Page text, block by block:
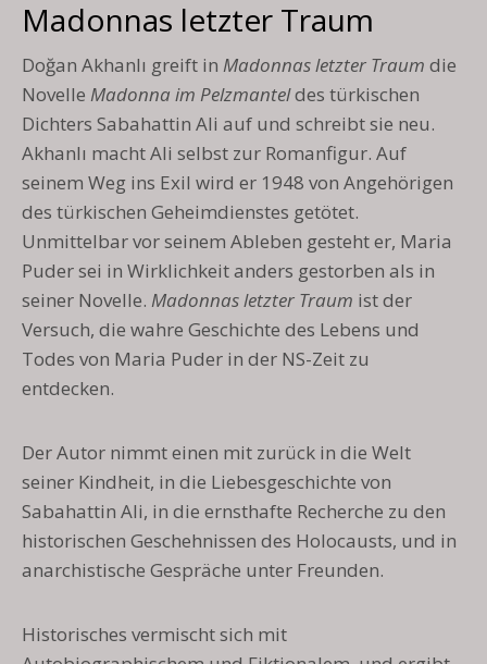
Madonnas letzter Traum
Doğan Akhanlı greift in Madonnas letzter Traum die
Novelle Madonna im Pelzmanteldes türkischen
Dichters Sabahattin Ali auf und schreibt sie neu.
Akhanlı macht Ali selbst zur Romanfigur. Auf
seinem Weg ins Exil wird er 1948 von Angehörigen
des türkischen Geheimdienstes getötet.
Unmittelbar vor seinem Ableben gesteht er, Maria
Puder sei in Wirklichkeit anders gestorben als in
seiner Novelle. Madonnas letzter Traum ist der
Versuch, die wahre Geschichte des Lebens und
Todes von Maria Puder in der NS-Zeit zu
entdecken.
Der Autor nimmt einen mit zurück in die Welt
seiner Kindheit, in die Liebesgeschichte von
Sabahattin Ali, in die ernsthafte Recherche zu den
historischen Geschehnissen des Holocausts, und in
anarchistische Gespräche unter Freunden.
Historisches vermischt sich mit